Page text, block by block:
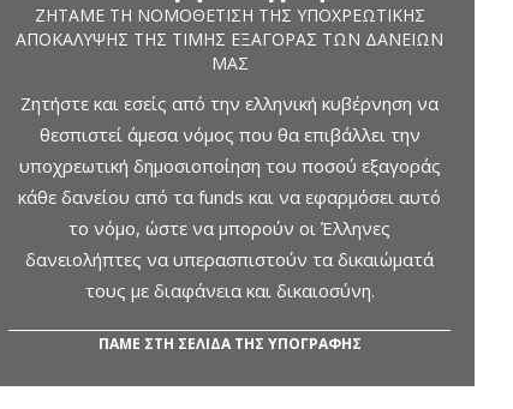
ΖΗΤΆΜΕ ΤΗ ΝΟΜΟΘΈΤΙΣΗ ΤΗΣ ΥΠΟΧΡΕΩΤΙΚΉΣ
ΑΠΟΚΆΛΥΨΗΣ ΤΗΣ ΤΙΜΉΣ ΕΞΑΓΟΡΆΣ ΤΩΝ ΔΑΝΕΊΩΝ
ΜΑΣ
Ζητήστε και εσείς από την ελληνική κυβέρνηση να
θεσπιστεί άμεσα νόμος που θα επιβάλλει την
υποχρεωτική δημοσιοποίηση του ποσού εξαγοράς
κάθε δανείου από τα funds και να εφαρμόσει αυτό
το νόμο, ώστε να μπορούν οι Έλληνες
δανειολήπτες να υπερασπιστούν τα δικαιώματά
τους με διαφάνεια και δικαιοσύνη.
ΠΑΜΕ ΣΤΗ ΣΕΛΙΔΑ ΤΗΣ ΥΠΟΓΡΑΦΗΣ